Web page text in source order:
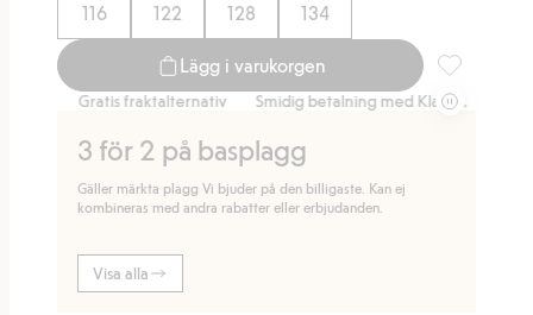
116 122 128 134
Lägg i varukorgen
Gratis fraktalternativ Smidig betalning med Klarna. Gratis
3 för 2 på basplagg
Gäller märkta plagg Vi bjuder på den billigaste. Kan ej
kombineras med andra rabatter eller erbjudanden.
Visa alla